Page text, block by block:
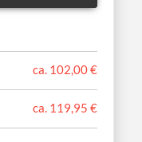
ca. 102,00 €
ca. 119,95 €